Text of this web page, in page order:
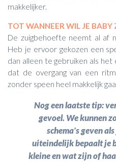
makkelijker.
TOT WANNEER WIL JE BABY
De zuigbehoefte neemt al af
Heb je ervoor gekozen een
dan alleen te gebruiken als het
dat de overgang van een
zonder speen heel makkelijk
Nog een laatste tip:
gevoel. We kunnen
schema's geven
uiteindelijk bepaalt je
kleine en wat zijn of